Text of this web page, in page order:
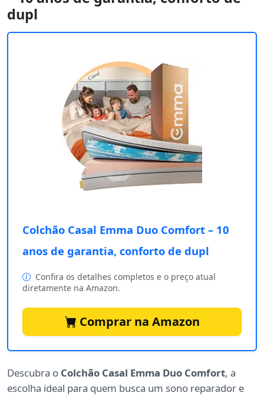
dupl
Colchão Casal Emma Duo Comfort – 10
anos de garantia, conforto de dupl
Confira os detalhes completos e o preço atual
diretamente na Amazon.
Comprar na Amazon
Descubra o Colchão Casal Emma Duo Comfort, a
escolha ideal para quem busca um sono reparador e